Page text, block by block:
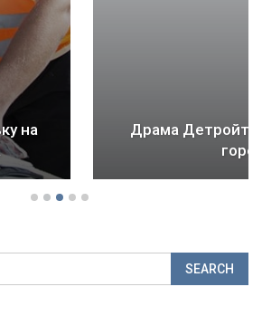
как ломается будущее
и стран